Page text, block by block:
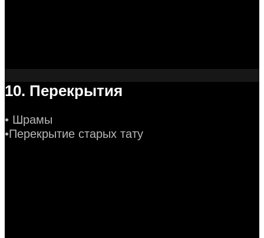
10. Перекрытия
• Шрамы
•Перекрытие старых тату